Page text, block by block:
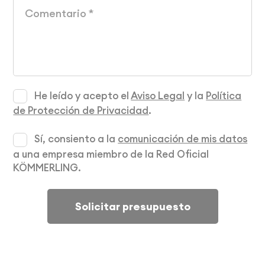
He leído y acepto elAviso Legal y la Política
de Protección de Privacidad.
Sí, consiento a la comunicación de mis datos
a una empresa miembro de la Red Oficial
KÖMMERLING.
Solicitar presupuesto